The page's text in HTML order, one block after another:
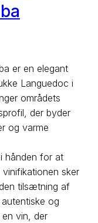
er en elegant
Languedoc i
områdets
der byder
og varme
hånden for at
sker
tilsætning af
og
en vin, der